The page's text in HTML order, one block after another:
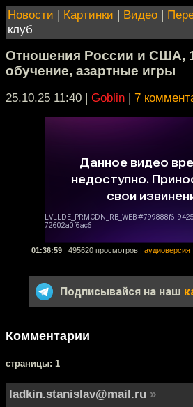
Новости | Картинки | Видео |
клуб
Отношения России и США,
обучение, азартные игры
25.10.25 11:40 | Goblin | 7
01:36:59 495620 просмотров аудиоверсия
Подписывайся на наш
Комментарии
cтраницы: 1
ladkin.stanislav@mail.ru »